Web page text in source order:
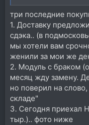
три последние
1. Доставку
сдэка.. (в
мы хотели вам
женили за мои же
2. Модуль с браком
месяц жду замену.
но поверил на
складе"
3. Сегодня
тыр.).. фото ниже